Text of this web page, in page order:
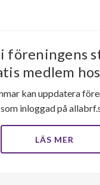
föreningens
medlem
kan uppdatera
som inloggad på
LÄS MER